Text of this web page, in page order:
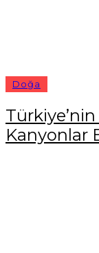
Doğa
Kanyonlar